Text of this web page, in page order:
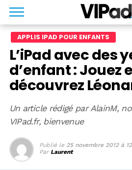
APPLIS IPAD POUR ENFANTS
L’iPad avec des
d’enfant : Jouez
découvrez
Un article rédigé par AlainM,
VIPad.fr, bienvenue
Publié le 25 novembre 2012 à
Par Laurent